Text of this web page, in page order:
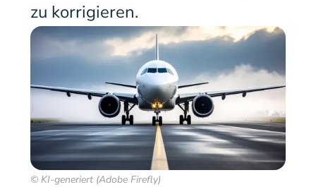
zu korrigieren.
© KI-generiert (Adobe Firefly)